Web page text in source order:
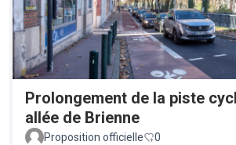
Prolongement de la piste
allée de Brienne
Proposition officielle 0